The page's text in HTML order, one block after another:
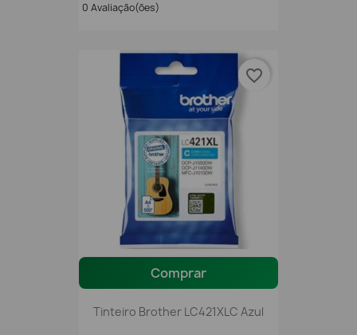
0 Avaliação(ões)
Comprar
Tinteiro Brother LC421XLC Azul
favorite_border